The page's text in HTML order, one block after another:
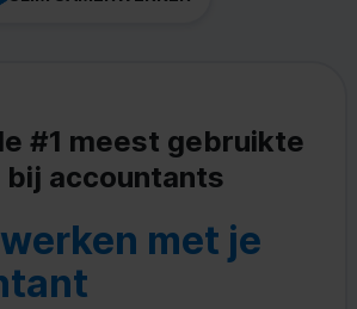
#1 meest gebruikte
accountants
met je